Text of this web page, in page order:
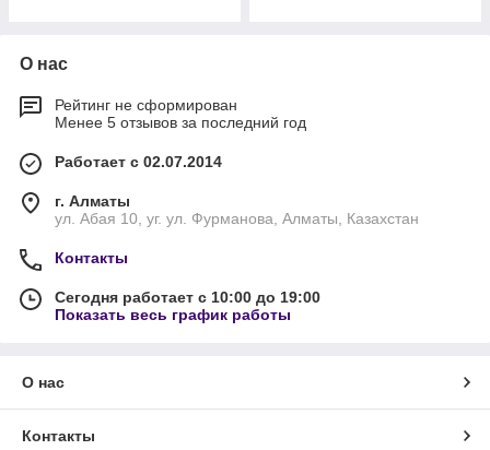
О нас
Рейтинг не сформирован
Менее 5 отзывов за последний год
Работает с 02.07.2014
г. Алматы
ул. Абая 10, уг. ул. Фурманова, Алматы, Казахстан
Контакты
Сегодня работает с 10:00 до 19:00
Показать весь график работы
О нас
Контакты